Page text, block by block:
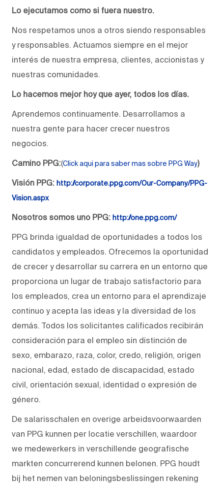
Lo ejecutamos como si fuera nuestro.
Nos respetamos unos a otros siendo responsables
y responsables. Actuamos siempre en el mejor
interés de nuestra empresa, clientes, accionistas y
nuestras comunidades.
Lo hacemos mejor hoy que ayer, todos los días.
Aprendemos continuamente. Desarrollamos a
nuestra gente para hacer crecer nuestros
negocios.
Camino PPG:(Click aqui para saber mas sobre PPG Way)
Visión PPG: http://corporate.ppg.com/Our-Company/PPG-
Vision.aspx
Nosotros somos uno PPG: http://one.ppg.com/
PPG brinda igualdad de oportunidades a todos los
candidatos y empleados. Ofrecemos la oportunidad
de crecer y desarrollar su carrera en un entorno que
proporciona un lugar de trabajo satisfactorio para
los empleados, crea un entorno para el aprendizaje
continuo y acepta las ideas y la diversidad de los
demás. Todos los solicitantes calificados recibirán
consideración para el empleo sin distinción de
sexo, embarazo, raza, color, credo, religión, origen
nacional, edad, estado de discapacidad, estado
civil, orientación sexual, identidad o expresión de
género.
De salarisschalen en overige arbeidsvoorwaarden
van PPG kunnen per locatie verschillen, waardoor
we medewerkers in verschillende geografische
markten concurrerend kunnen belonen. PPG houdt
bij het nemen van beloningsbeslissingen rekening